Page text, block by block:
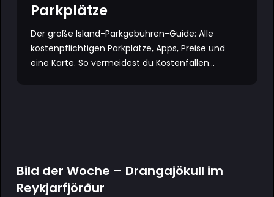
Parkplätze
Der große Island-Parkgebühren-Guide: Alle
kostenpflichtigen Parkplätze, Apps, Preise und
eine Karte. So vermeidest du Kostenfallen...
Bild der Woche – Drangajökull im
Reykjarfjörður